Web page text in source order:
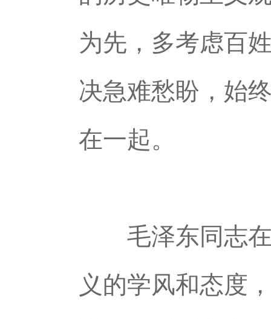
为先，多考虑百
决急难愁盼，始
在一起。
毛泽东同志在
义的学风和态度